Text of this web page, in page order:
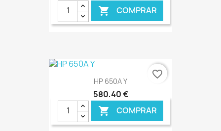
 COMPRAR
€ ONLINE
HP 650A Y
580,40 €
 COMPRAR
favorite_border